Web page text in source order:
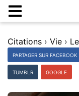
Citations › Vie ›
PARTAGER SUR FACEBOOK
TUMBLR GOOGLE